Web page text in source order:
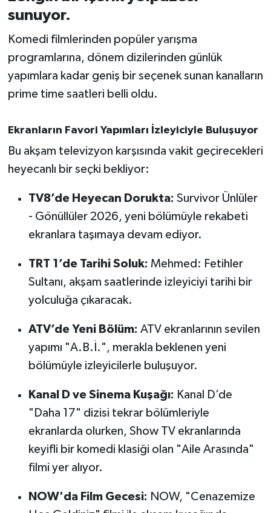
sunuyor.
Komedi filmlerinden popüler yarışma
programlarına, dönem dizilerinden günlük
yapımlara kadar geniş bir seçenek sunan kanalların
prime time saatleri belli oldu.
Ekranların Favori Yapımları İzleyiciyle Buluşuyor
Bu akşam televizyon karşısında vakit geçirecekleri
heyecanlı bir seçki bekliyor:
TV8’de Heyecan Dorukta: Survivor Ünlüler
- Gönüllüler 2026, yeni bölümüyle rekabeti
ekranlara taşımaya devam ediyor.
TRT 1’de Tarihi Soluk: Mehmed: Fetihler
Sultanı, akşam saatlerinde izleyiciyi tarihi bir
yolculuğa çıkaracak.
ATV’de Yeni Bölüm: ATV ekranlarının sevilen
yapımı "A.B.İ.", merakla beklenen yeni
bölümüyle izleyicilerle buluşuyor.
Kanal D ve Sinema Kuşağı: Kanal D’de
"Daha 17" dizisi tekrar bölümleriyle
ekranlarda olurken, Show TV ekranlarında
keyifli bir komedi klasiği olan "Aile Arasında"
filmi yer alıyor.
NOW'da Film Gecesi: NOW, "Cenazemize
KENT GÜNDEMİ
Kepsut
MAGAZİN
Manyas
OTOMOTİV
Resmi İlanlar
Savaştepe
SEYAHAT
SİYASET
Sındırgı
SPOR